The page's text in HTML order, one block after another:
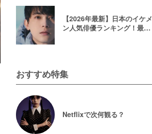
【2026年最新】日本のイケメ
ン人気俳優ランキング！最も
おすすめ特集
Netflixで次何観る？